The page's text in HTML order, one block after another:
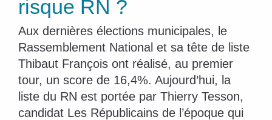
risque RN ?
Aux dernières élections municipales, le
Rassemblement National et sa tête de liste
Thibaut François ont réalisé, au premier
tour, un score de 16,4%. Aujourd’hui, la
liste du RN est portée par Thierry Tesson,
candidat Les Républicains de l’époque qui